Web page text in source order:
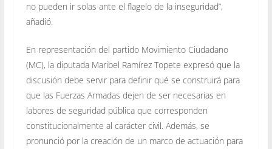
no pueden ir solas ante el flagelo de la inseguridad”,
añadió.
En representación del partido Movimiento Ciudadano
(MC), la diputada Maribel Ramírez Topete expresó que la
discusión debe servir para definir qué se construirá para
que las Fuerzas Armadas dejen de ser necesarias en
labores de seguridad pública que corresponden
constitucionalmente al carácter civil. Además, se
pronunció por la creación de un marco de actuación para